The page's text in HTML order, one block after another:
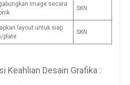
Image secara
SKN
layout untuk siap
plate
SKN
Keahlian Desain Grafika :